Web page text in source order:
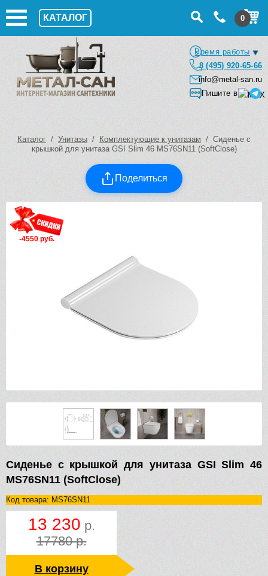
КАТАЛОГ 0
Время работы
8 (495) 920-65-66
info@metal-san.ru
Пишите в
Каталог / Унитазы / Комплектующие к унитазам / Сиденье с
крышкой для унитаза GSI Slim 46 MS76SN11 (SoftClose)
Поделиться
-4550 руб.
Сиденье с крышкой для унитаза GSI Slim 46
MS76SN11 (SoftClose)
Код товара: MS76SN11
13 230 р.
17780 р.
В корзину